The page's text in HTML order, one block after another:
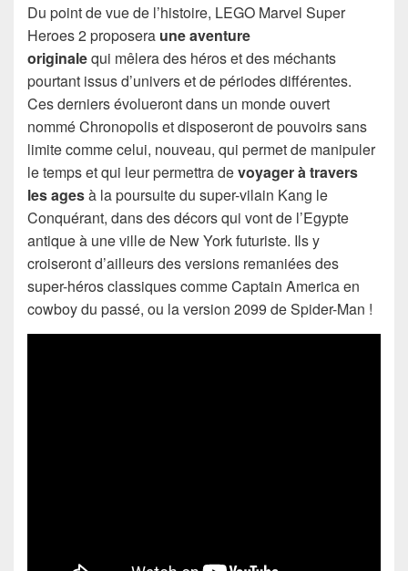
Du point de vue de l’histoire, LEGO Marvel Super
Heroes 2 proposera une aventure
originalequi mêlera des héros et des méchants
pourtant issus d’univers et de périodes différentes.
Ces derniers évolueront dans un monde ouvert
nommé Chronopolis et disposeront de pouvoirs sans
limite comme celui, nouveau, qui permet de manipuler
le temps et qui leur permettra devoyager à travers
les agesà la poursuite du super-vilain Kang le
Conquérant, dans des décors qui vont de l’Egypte
antique à une ville de New York futuriste. Ils y
croiseront d’ailleurs des versions remaniées des
super-héros classiques comme Captain America en
cowboy du passé, ou la version 2099 de Spider-Man !